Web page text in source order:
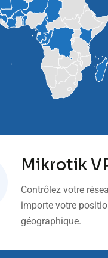
Mikrotik
Contrôlez votre
importe votre
géographique.